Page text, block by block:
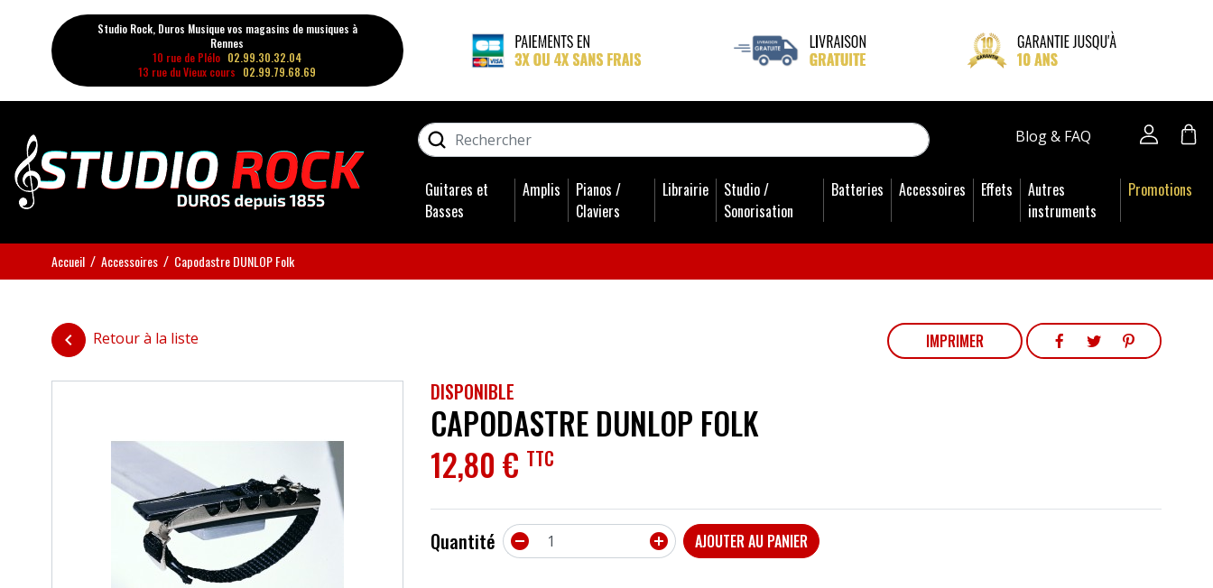
Studio Rock, Duros Musique vos magasins de musiques à
Rennes
10 rue de Plélo 02.99.30.32.04
13 rue du Vieux cours 02.99.79.68.69
RECHERCHER Blog & FAQ
Guitares et
Basses
Amplis
Pianos /
Claviers
Librairie
Studio /
Sonorisation
Batteries Accessoires Effets
Autres
instruments
Promotions
Accueil Accessoires Capodastre DUNLOP Folk
 Retour à la liste IMPRIMER PARTAGER
PARTAGER
TWEET PINTEREST
DISPONIBLE
CAPODASTRE DUNLOP FOLK
12,80 € TTC
Quantité   AJOUTER AU PANIER
GUITARES ET BASSES
AMPLIS
PIANOS / CLAVIERS
ACCESSOIRES
AUTRES INSTRUMENTS
PROMOTIONS